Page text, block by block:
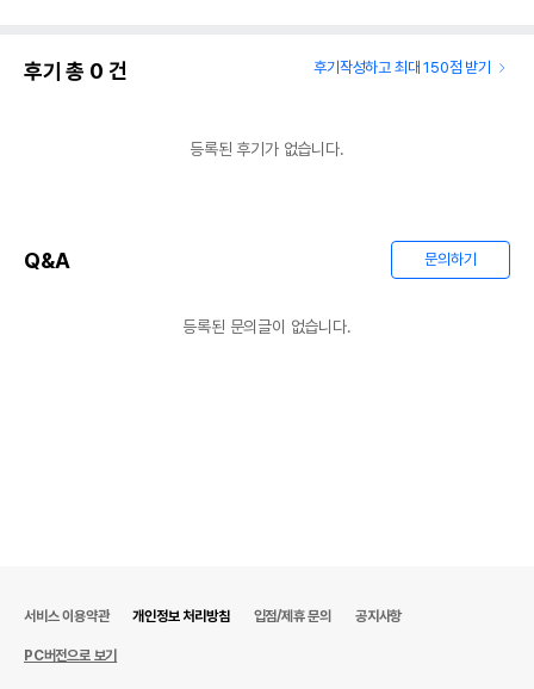
후기 총 0 건 후기작성하고 최대 150점 받기
등록된 후기가 없습니다.
Q&A 문의하기
등록된 문의글이 없습니다.
서비스 이용약관 개인정보 처리방침 입점/제휴 문의 공지사항
PC버전으로 보기